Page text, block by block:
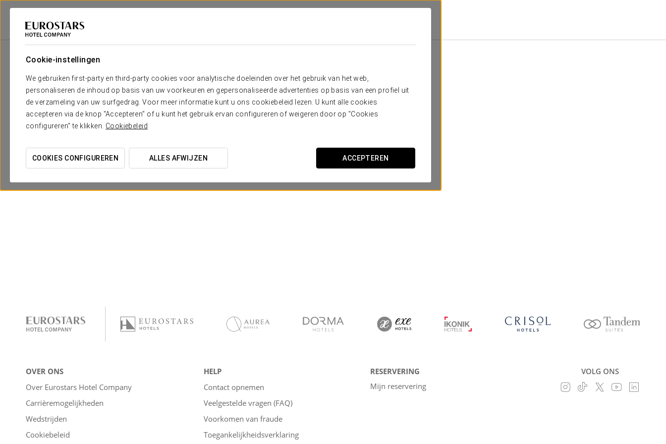
Cookie-instellingen
We gebruiken first-party en third-party cookies voor analytische doeleinden over het gebruik van het web,
personaliseren de inhoud op basis van uw voorkeuren en gepersonaliseerde advertenties op basis van een profiel uit
de verzameling van uw surfgedrag. Voor meer informatie kunt u ons cookiebeleid lezen. U kunt alle cookies
accepteren via de knop "Accepteren" of u kunt het gebruik ervan configureren of weigeren door op "Cookies
configureren" te klikken. Cookiebeleid
COOKIES CONFIGUREREN ALLES AFWIJZEN ACCEPTEREN
Eurostars Hotel Company
OVER ONS
Over Eurostars Hotel Company
Carrièremogelijkheden
Wedstrijden
Cookiebeleid
HELP
Contact opnemen
Veelgestelde vragen (FAQ)
Voorkomen van fraude
Toegankelijkheidsverklaring
RESERVERING
Mijn reservering
VOLG ONS